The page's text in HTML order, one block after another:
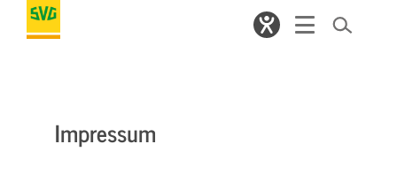
Impressum